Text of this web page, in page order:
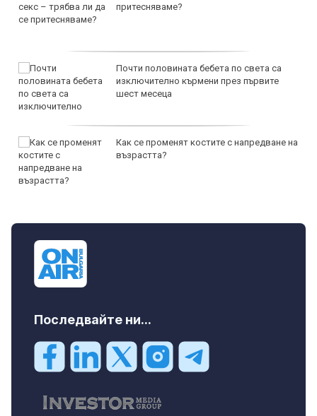
притесняваме?
Почти половината бебета по света са
изключително кърмени през първите
шест месеца
Как се променят костите с напредване на
възрастта?
Последвайте ни...